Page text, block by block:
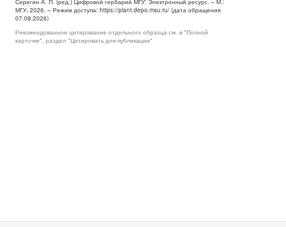
МГУ, 2026. – Режим доступа: https://plant.depo.msu.ru/ (дата обращения
07.08.2026)
Рекомендованное цитирование отдельного образца см. в "Полной
карточке", раздел "Цитировать для публикации"